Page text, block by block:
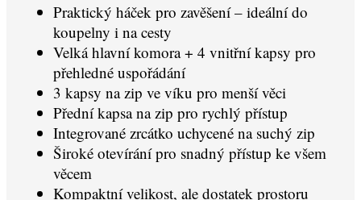
Praktický háček pro zavěšení – ideální do
koupelny i na cesty
Velká hlavní komora + 4 vnitřní kapsy pro
přehledné uspořádání
3 kapsy na zip ve víku pro menší věci
Přední kapsa na zip pro rychlý přístup
Integrované zrcátko uchycené na suchý zip
Široké otevírání pro snadný přístup ke všem
věcem
Kompaktní velikost, ale dostatek prostoru